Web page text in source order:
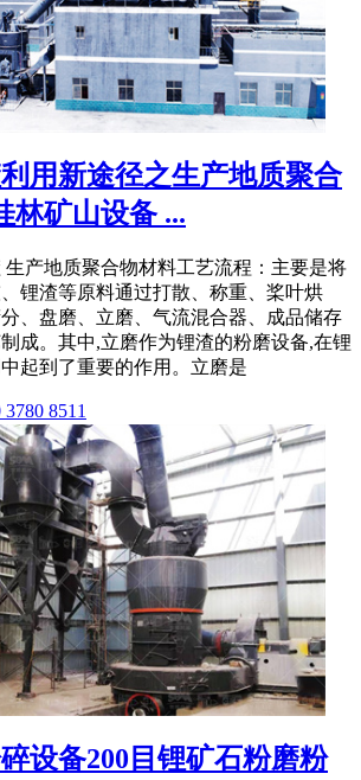
用新途径之生产地质聚合
林矿山设备 ...
生产地质聚合物材料工艺流程：主要是将
锂渣等原料通过打散、称重、桨叶烘
、盘磨、立磨、气流混合器、成品储存
成。其中,立磨作为锂渣的粉磨设备,在锂
起到了重要的作用。立磨是
8511
设备200目锂矿石粉磨粉